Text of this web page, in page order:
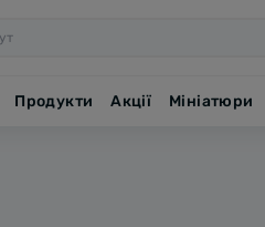
Продукти Акції Мініатюри